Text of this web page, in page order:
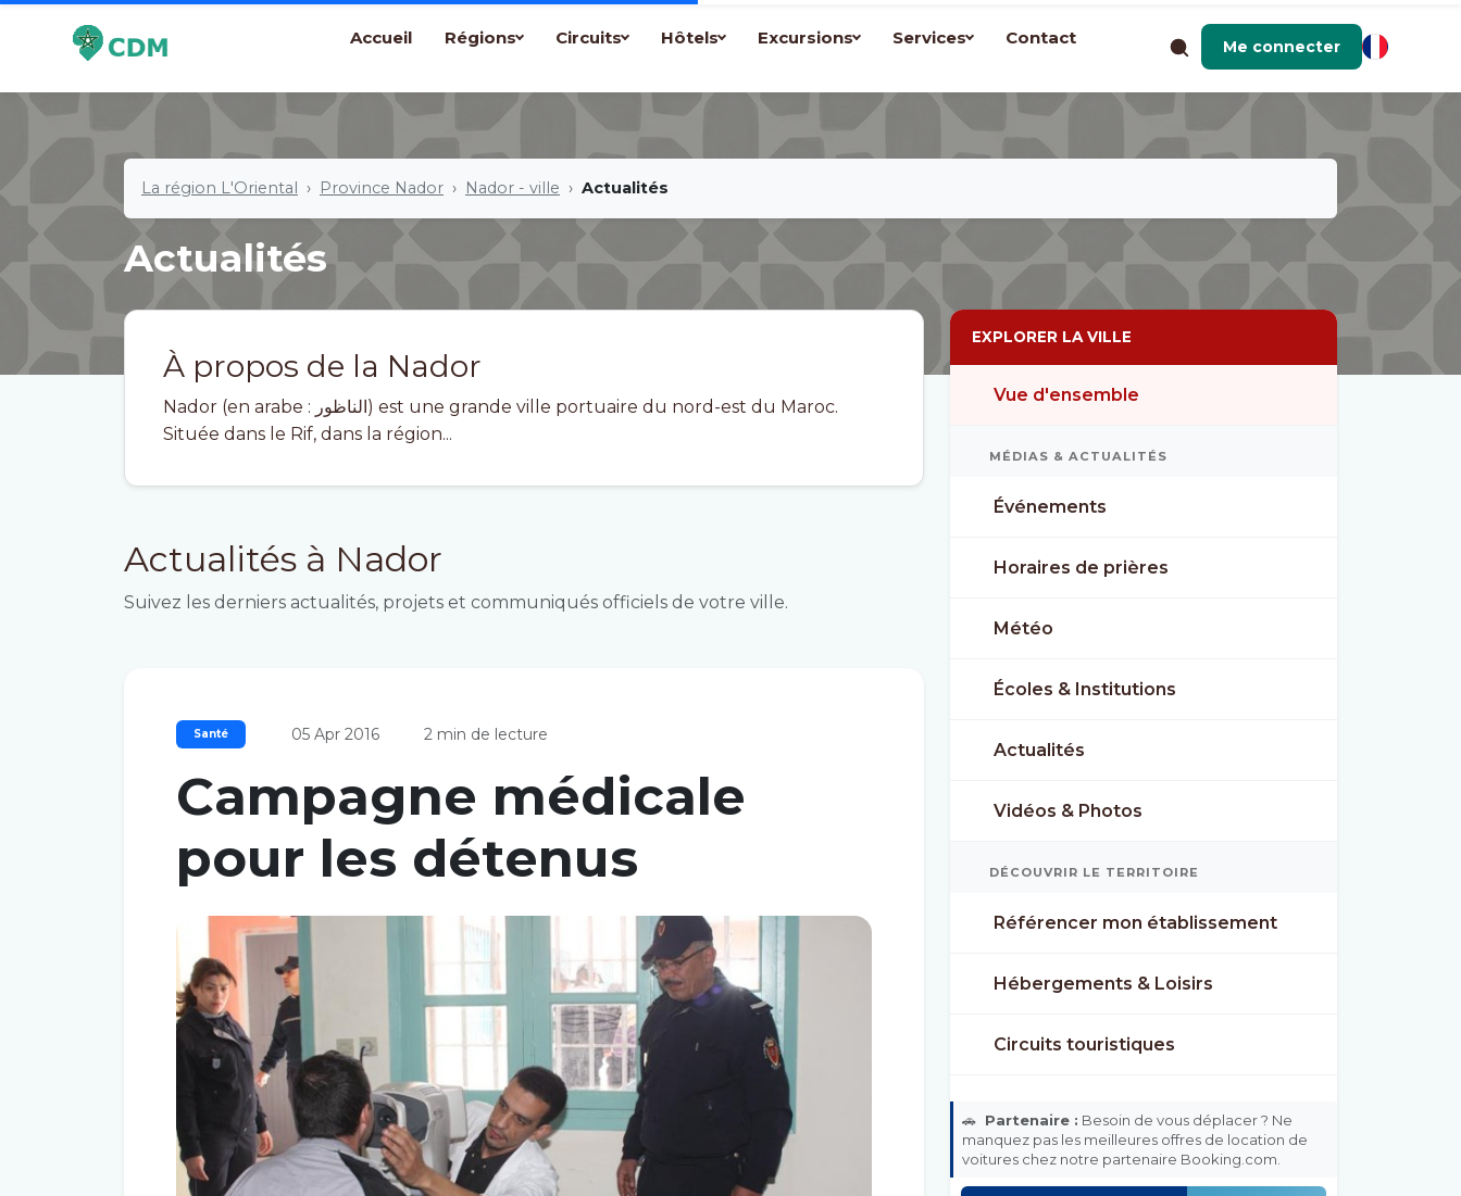
Accueil Régions Circuits Hôtels Excursions Services Contact Me connecter
La région L'Oriental Province Nador Nador - ville Actualités
Actualités
À propos de la Nador
Nador (en arabe : الناظور) est une grande ville portuaire du nord-est du Maroc.
Située dans le Rif, dans la région...
Actualités à Nador
Suivez les derniers actualités, projets et communiqués officiels de votre ville.
Santé 05 Apr 2016 2 min de lecture
Campagne médicale
pour les détenus
EXPLORER LA VILLE
Vue d'ensemble
MÉDIAS & ACTUALITÉS
Événements
Horaires de prières
Météo
Écoles & Institutions
Actualités
Vidéos & Photos
DÉCOUVRIR LE TERRITOIRE
Référencer mon établissement
Hébergements & Loisirs
Circuits touristiques
🚗 Partenaire : Besoin de vous déplacer ? Ne
manquez pas les meilleures offres de location de
voitures chez notre partenaire Booking.com.